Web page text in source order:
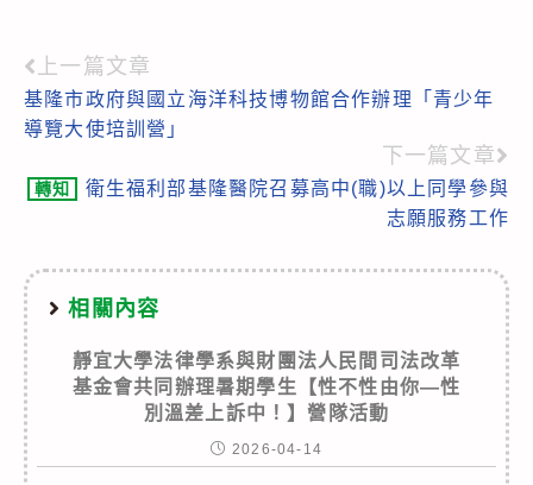
Read
more
上一篇文章
基隆市政府與國立海洋科技博物館合作辦理「青少年
導覽大使培訓營」
下一篇文章
轉知
衛生福利部基隆醫院召募高中(職)以上同學參與
志願服務工作
相關內容
靜宜大學法律學系與財團法人民間司法改革
基金會共同辦理暑期學生【性不性由你—性
別溫差上訴中！】營隊活動
2026-04-14